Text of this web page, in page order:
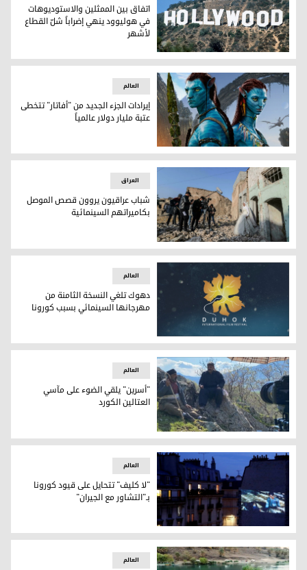
هوليوود
اتفاق بين الممثلين والاستوديوهات
في هوليوود ينهي إضراباً شلّ القطاع
لأشهر
إيرادات الجزء الجديد من "أفاتار" تتخطى عتبة مليار دولار عالمياً
العالم
إيرادات الجزء الجديد من "أفاتار" تتخطى
عتبة مليار دولار عالمياً
طلاب سينما يصوّرون فيلما قصيرا بين الأنقاض في مدينة الموصل العراقية معقل تنظيم
العراق
شباب عراقيون يروون قصص الموصل
بكاميراتهم السينمائية
دهوك تلغي النسخة الثامنة من مهرجانها السينمائي بسبب
العالم
دهوك تلغي النسخة الثامنة من
مهرجانها السينمائي بسبب كورونا
"أسرين" يلقي الضوء على مآسي العتالين الكورد
العالم
"أسرين" يلقي الضوء على مآسي
العتالين الكورد
"لا كليف" تتحايل على قيود كورونا بـ"التشاور مع الجيران"
العالم
"لا كليف" تتحايل على قيود كورونا
بـ"التشاور مع الجيران"
العالم